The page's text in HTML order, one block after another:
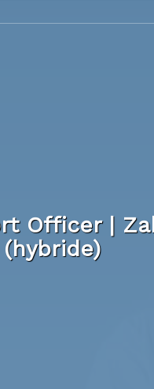
Officer |